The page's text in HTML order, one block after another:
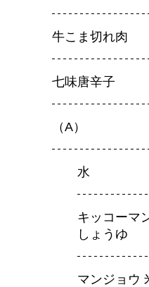
牛こま切れ肉
七味唐辛子
（A）
水
キッコーマ
しょうゆ
マンジョウ